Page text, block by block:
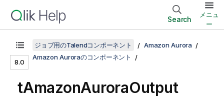
Search
メニュ
ー
8.0
ジョブ用のTalendコンポーネント
Amazon Aurora
Amazon Auroraのコンポーネント
tAmazonAuroraOutput